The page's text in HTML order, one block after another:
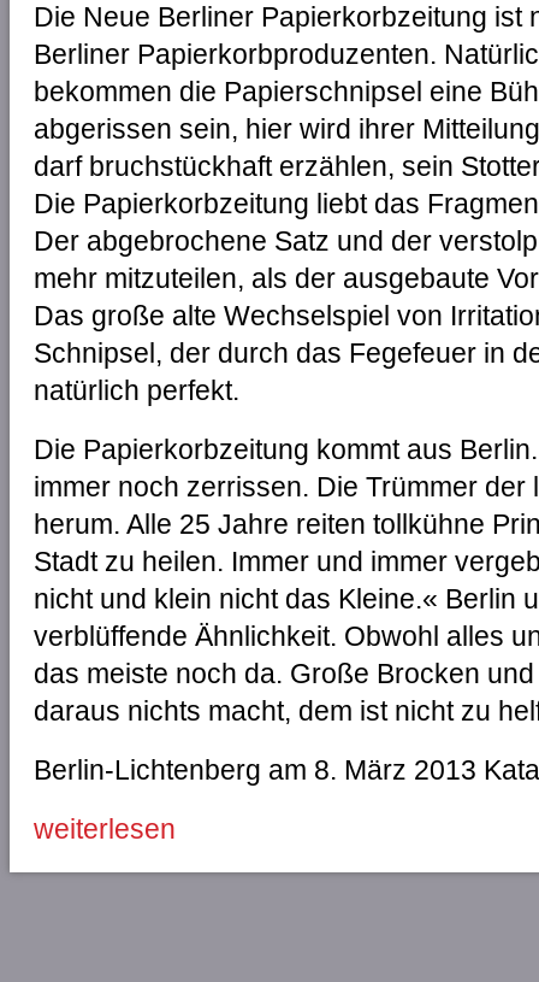
Die Neue Berliner Papierkorbzeitung ist
Berliner Papierkorbproduzenten.
bekommen die Papierschnipsel eine
abgerissen sein, hier wird ihrer
darf bruchstückhaft erzählen, sein
Die Papierkorbzeitung liebt das
Der abgebrochene Satz und der
mehr mitzuteilen, als der ausgebaute
Das große alte Wechselspiel von
Schnipsel, der durch das Fegefeuer in
natürlich perfekt.
Die Papierkorbzeitung kommt aus
immer noch zerrissen. Die Trümmer
herum. Alle 25 Jahre reiten tollkühne
Stadt zu heilen. Immer und immer
nicht und klein nicht das Kleine.« Berlin
verblüffende Ähnlichkeit. Obwohl alles
das meiste noch da. Große Brocken
daraus nichts macht, dem ist nicht zu
Berlin-Lichtenberg am 8. März 2013
weiterlesen